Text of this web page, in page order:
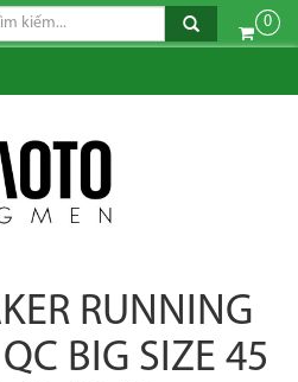
0
RUNNING
BIG SIZE 45